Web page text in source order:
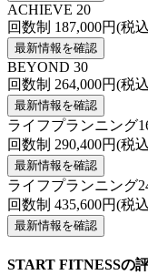
ACHIEVE 20
回数制 187,000円(税
最新情報を確認
BEYOND 30
回数制 264,000円(税
最新情報を確認
ライフプランニング
回数制 290,400円(税
最新情報を確認
ライフプランニング
回数制 435,600円(税
最新情報を確認
START FITNESSの